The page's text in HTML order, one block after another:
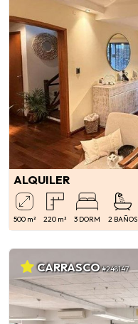
ALQUILER
500 m² 220 m² 3 DORM 2 BAÑOS
CARRASCO#248147